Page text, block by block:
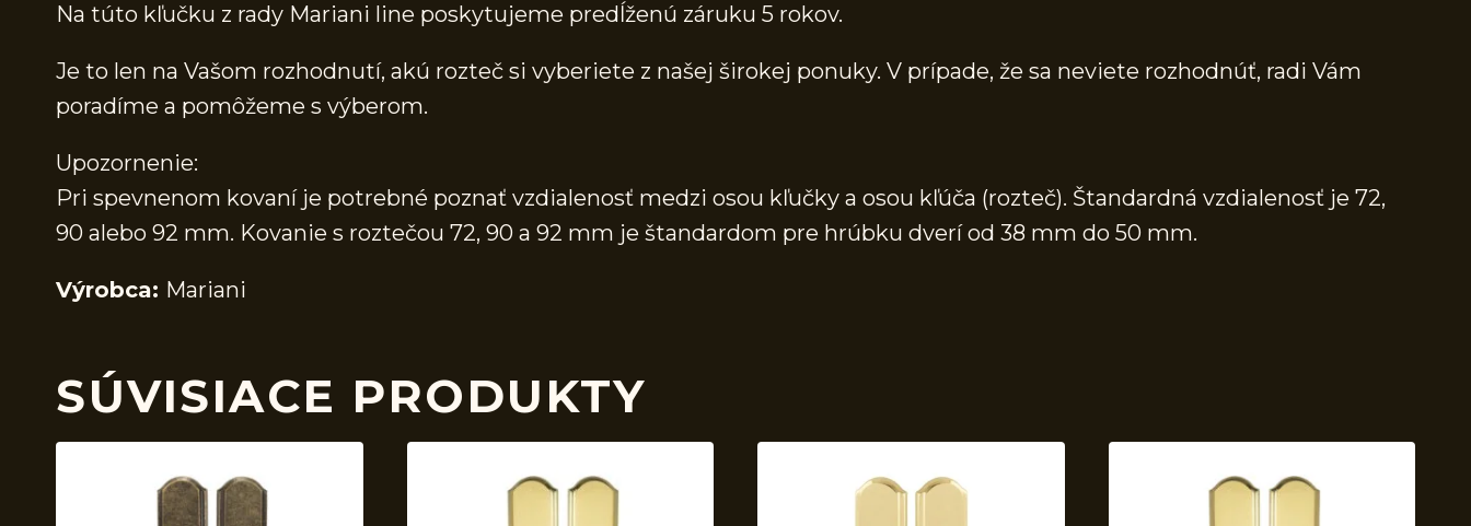
Na túto kľučku z rady Mariani line poskytujeme predĺženú záruku 5 rokov.
Je to len na Vašom rozhodnutí, akú rozteč si vyberiete z našej širokej ponuky. V prípade, že sa neviete rozhodnúť, radi Vám
poradíme a pomôžeme s výberom.
Upozornenie:
Pri spevnenom kovaní je potrebné poznať vzdialenosť medzi osou kľučky a osou kľúča (rozteč). Štandardná vzdialenosť je 72,
90 alebo 92 mm. Kovanie s roztečou 72, 90 a 92 mm je štandardom pre hrúbku dverí od 38 mm do 50 mm.
Výrobca: Mariani
SÚVISIACE PRODUKTY